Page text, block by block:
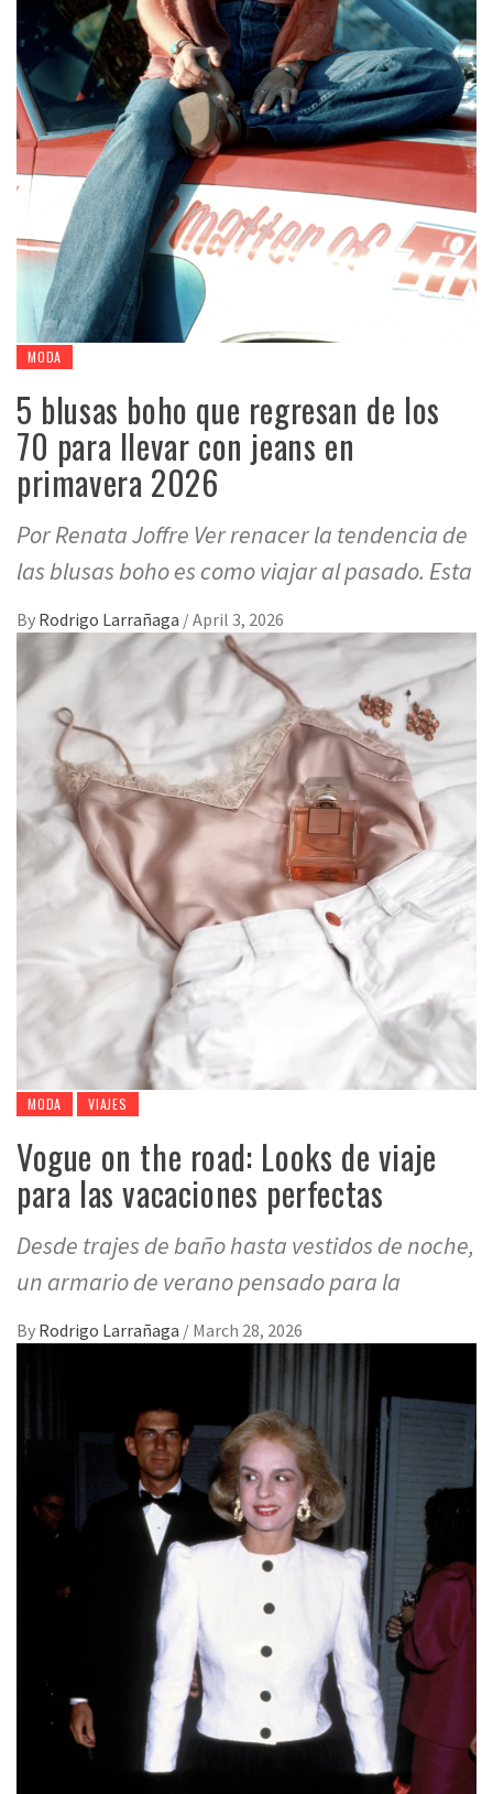
MODA
5 blusas boho que regresan de los
70 para llevar con jeans en
primavera 2026
Por Renata Joffre Ver renacer la tendencia de
las blusas boho es como viajar al pasado. Esta
By Rodrigo Larrañaga /April 3, 2026
MODA VIAJES
Vogue on the road: Looks de viaje
para las vacaciones perfectas
Desde trajes de baño hasta vestidos de noche,
un armario de verano pensado para la
By Rodrigo Larrañaga / March 28, 2026